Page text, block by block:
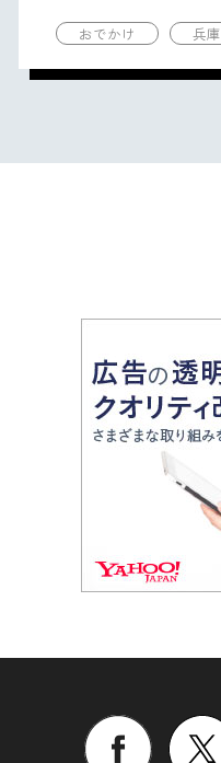
おでかけ 兵庫